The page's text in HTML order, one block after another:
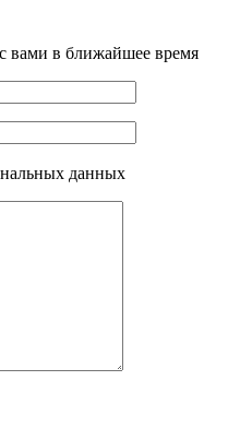
вами в ближайшее время
данных